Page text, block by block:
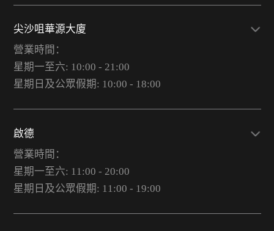
尖沙咀華源大廈
營業時間：
星期一至六: 10:00 - 21:00
星期日及公眾假期: 10:00 - 18:00
啟德
營業時間：
星期一至六: 11:00 - 20:00
星期日及公眾假期: 11:00 - 19:00